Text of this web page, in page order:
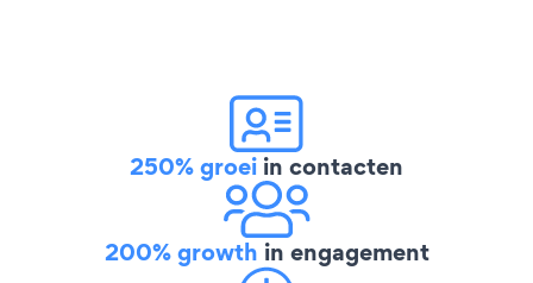
250% groei in contacten
200% growth in engagement